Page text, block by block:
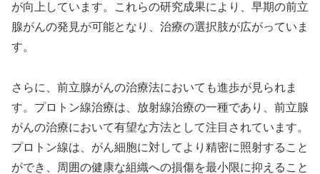
が向上しています。これらの研究成果により、早期の前立
腺がんの発見が可能となり、治療の選択肢が広がっていま
す。
さらに、前立腺がんの治療法においても進歩が見られま
す。プロトン線治療は、放射線治療の一種であり、前立腺
がんの治療において有望な方法として注目されています。
プロトン線は、がん細胞に対してより精密に照射すること
ができ、周囲の健康な組織への損傷を最小限に抑えること